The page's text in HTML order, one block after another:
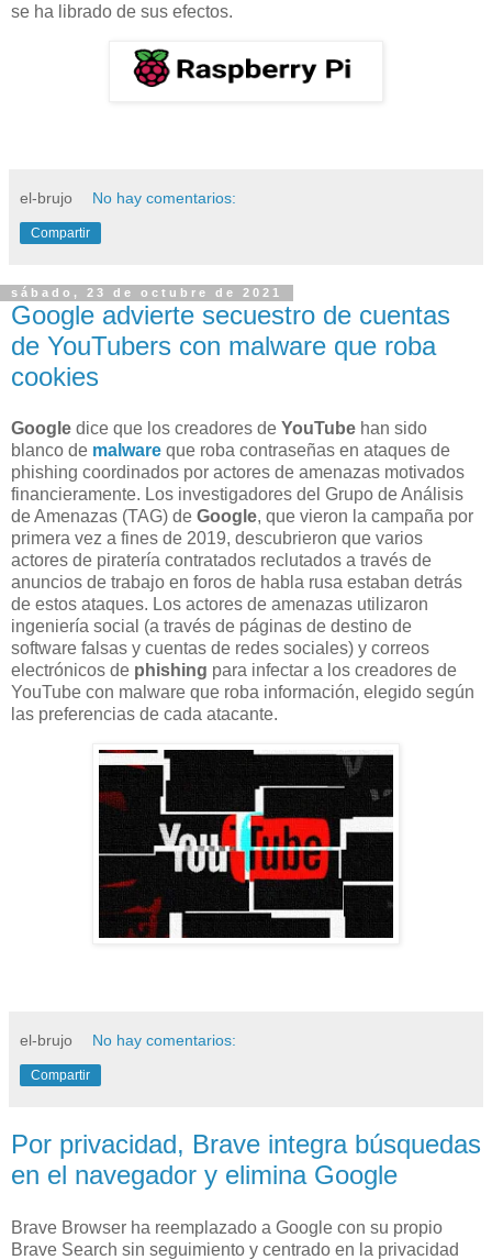
se ha librado de sus efectos.
el-brujo No hay comentarios:
Compartir
sábado, 23 de octubre de 2021
Google advierte secuestro de cuentas
de YouTubers con malware que roba
cookies
Google dice que los creadores de YouTube han sido
blanco de malware que roba contraseñas en ataques de
phishing coordinados por actores de amenazas motivados
financieramente. Los investigadores del Grupo de Análisis
de Amenazas (TAG) de Google, que vieron la campaña por
primera vez a fines de 2019, descubrieron que varios
actores de piratería contratados reclutados a través de
anuncios de trabajo en foros de habla rusa estaban detrás
de estos ataques. Los actores de amenazas utilizaron
ingeniería social (a través de páginas de destino de
software falsas y cuentas de redes sociales) y correos
electrónicos de phishing para infectar a los creadores de
YouTube con malware que roba información, elegido según
las preferencias de cada atacante.
el-brujo No hay comentarios:
Compartir
Por privacidad, Brave integra búsquedas
en el navegador y elimina Google
Brave Browser ha reemplazado a Google con su propio
Brave Search sin seguimiento y centrado en la privacidad